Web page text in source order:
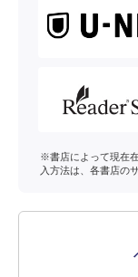
※書店によって現在
入方法は、各書店の